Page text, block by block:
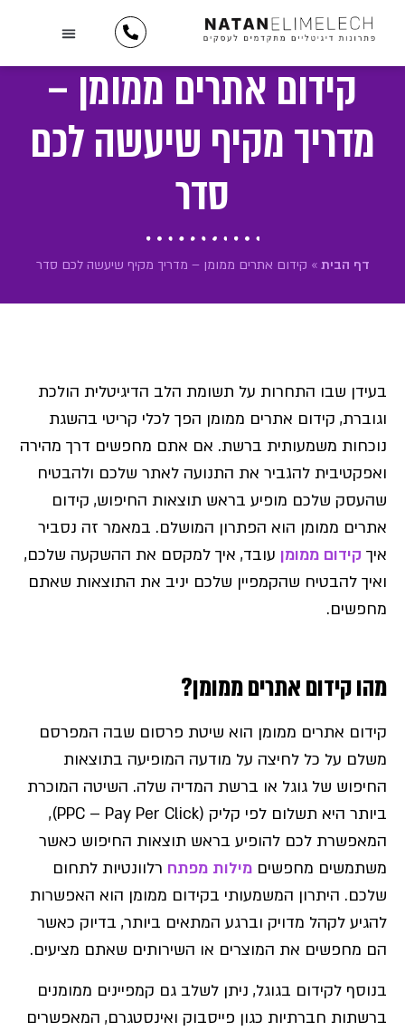
קידום אתרים ממומן –
מדריך מקיף שיעשה לכם
סדר
דף הבית » קידום אתרים ממומן – מדריך מקיף שיעשה לכם סדר
בעידן שבו התחרות על תשומת הלב הדיגיטלית הולכת
וגוברת, קידום אתרים ממומן הפך לכלי קריטי בהשגת
נוכחות משמעותית ברשת. אם אתם מחפשים דרך מהירה
ואפקטיבית להגביר את התנועה לאתר שלכם ולהבטיח
שהעסק שלכם מופיע בראש תוצאות החיפוש, קידום
אתרים ממומן הוא הפתרון המושלם. במאמר זה נסביר
איך קידום ממומן עובד, איך למקסם את ההשקעה שלכם,
ואיך להבטיח שהקמפיין שלכם יניב את התוצאות שאתם
מחפשים.
מהו קידום אתרים ממומן?
קידום אתרים ממומן הוא שיטת פרסום שבה המפרסם
משלם על כל לחיצה על מודעה המופיעה בתוצאות
החיפוש של גוגל או ברשת המדיה שלה. השיטה המוכרת
ביותר היא תשלום לפי קליק (PPC – Pay Per Click),
המאפשרת לכם להופיע בראש תוצאות החיפוש כאשר
משתמשים מחפשים מילות מפתח רלוונטיות לתחום
שלכם. היתרון המשמעותי בקידום ממומן הוא האפשרות
להגיע לקהל מדויק וברגע המתאים ביותר, בדיוק כאשר
הם מחפשים את המוצרים או השירותים שאתם מציעים.
בנוסף לקידום בגוגל, ניתן לשלב גם קמפיינים ממומנים
ברשתות חברתיות כגון פייסבוק ואינסטגרם, המאפשרים